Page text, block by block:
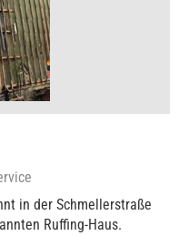
in der Schmellerstraße
Ruffing-Haus.